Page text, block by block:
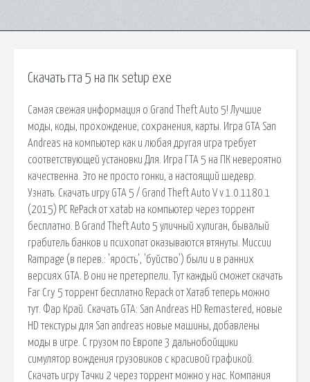
Скачать гта 5 на пк setup exe
Самая свежая информация о Grand Theft Auto 5! Лучшие
моды, коды, прохождение, сохранения, карты. Игра GTA San
Andreas на компьютер как и любая другая игра требует
соответствующей установки Для. Игра ГТА 5 на ПК невероятно
качественна. Это не просто гонки, а настоящий шедевр.
Узнать. Скачать игру GTA 5 / Grand Theft Auto V v 1.0.1180.1
(2015) PC RePack от xatab на компьютер через торрент
бесплатно. В Grand Theft Auto 5 уличный хулиган, бывалый
грабитель банков и психопат оказываются втянуты. Миссии
Rampage (в перев.: 'ярость', 'буйство') были и в ранних
версиях GTA. В они не претерпели. Тут каждый сможет скачать
Far Cry 5 торрент бесплатно Repack от Хатаб теперь можно
тут. Фар Край. Скачать GTA: San Andreas HD Remastered, новые
HD текстуры для San andreas новые машины, добавлены
моды в игре. С грузом по Европе 3 дальнобойщики
симулятор вождения грузовиков с красивой графикой.
Скачать игру Тачки 2 через торрент можно у нас. Компания